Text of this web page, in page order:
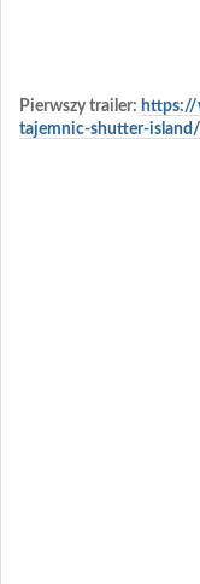
Pierwszy trailer: https://
tajemnic-shutter-island/